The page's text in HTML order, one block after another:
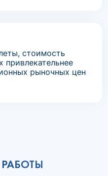
стоимость
привлекательнее
рыночных цен